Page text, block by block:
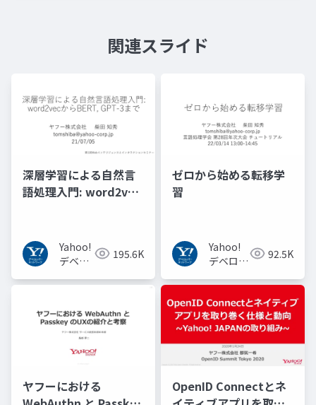
関連スライド
深層学習による自然言
語処理入門: word2vec
Yahoo!
デベロ
ネット
195.6K
ゼロから始める転移学
習
Yahoo!
デベロッ
トワーク
92.5K
ヤフーにおける
OpenID Connectとネ